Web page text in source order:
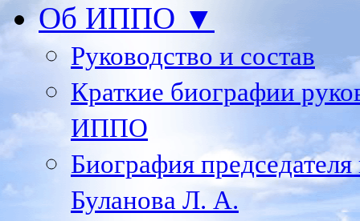
Об ИППО ▼
Руководство и состав
Краткие биографии
ИППО
Биография
Буланова Л. А.